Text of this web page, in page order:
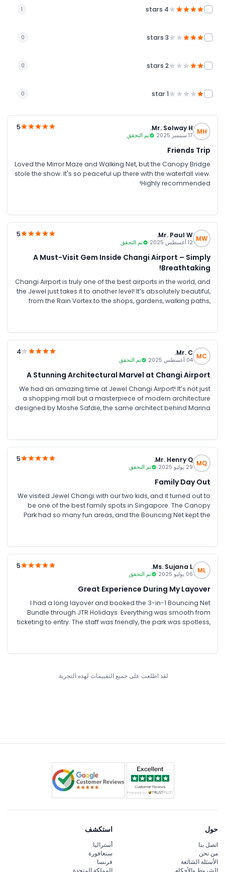
4 stars
1
3 stars
0
2 stars
0
1 star
0
MH
Mr. Solway H.
17 سبتمبر 2025 تم التحقق
5
Friends Trip
Loved the Mirror Maze and Walking Net, but the Canopy Bridge
stole the show. It's so peaceful up there with the waterfall view.
Highly recommended!
MW
Mr. Paul W.
12 أغسطس 2025 تم التحقق
5
A Must-Visit Gem Inside Changi Airport – Simply
Breathtaking!
Changi Airport is truly one of the best airports in the world, and
the Jewel just takes it to another level! It’s absolutely beautiful,
from the Rain Vortex to the shops, gardens, walking paths,
multiple attractions. Whether you visit during the day or at
night, the place is just amazing!
MC
Mr. C.
04 أغسطس 2025 تم التحقق
4
A Stunning Architectural Marvel at Changi Airport
We had an amazing time at Jewel Changi Airport! It’s not just
a shopping mall but a masterpiece of modern architecture
designed by Moshe Safdie, the same architect behind Marina
must-visit spot for anyone passing through Singapore!
MQ
Mr. Henry Q.
29 يوليو 2025 تم التحقق
5
Family Day Out
We visited Jewel Changi with our two kids, and it turned out to
be one of the best family spots in Singapore. The Canopy
Park had so many fun areas, and the Bouncing Net kept the
very clean. Make sure to go before sunset for the best lighting!
We visited Jewel Changi with our two kids, and it turned out to
be one of the best family spots in Singapore. The Canopy
Park had so many fun areas, and the Bouncing Net kept the
kids entertained for hours. My personal favourite was the
Canopy Bridge; it felt like floating above a forest, with the
waterfall view right in front. The place is stroller-friendly and
very clean. Make sure to go before sunset for the best lighting!
ML
Ms. Sujana L.
06 يوليو 2025 تم التحقق
5
Great Experience During My Layover
I had a long layover and booked the 3-in-1 Bouncing Net
Bundle through JTR Holidays. Everything was smooth from
ticketing to entry. The staff was friendly, the park was spotless,
لقد اطلعت على جميع التقييمات لهذه التجربة.
حول
اتصل بنا
من نحن
الأسئلة الشائعة
الشروط والأحكام
استكشف
أستراليا
سنغافورة
فرنسا
المملكة المتحدة